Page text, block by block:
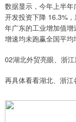
数据显示，今年上半
开发投资下降 16.3%
年广东的工业增加值
增速均未跑赢全国平均
02湖北外贸亮眼、浙
再具体看看湖北、浙江